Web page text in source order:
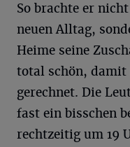
So brachte er
neuen Alltag,
Heime seine
total schön, damit
gerechnet. Die
fast ein bisschen
rechtzeitig um 19